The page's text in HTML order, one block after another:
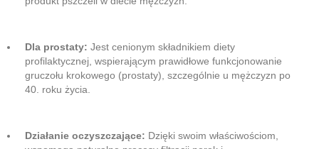
Dla prostaty: Jest cenionym składnikiem diety
profilaktycznej, wspierającym prawidłowe funkcjonowanie
gruczołu krokowego (prostaty), szczególnie u mężczyzn po
40. roku życia.
Działanie oczyszczające: Dzięki swoim właściwościom,